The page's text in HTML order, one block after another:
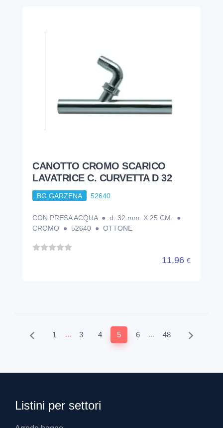
CANOTTO CROMO SCARICO
LAVATRICE C. CURVETTA D 32
BG GARZENA 52640
CON PRESA ACQUA ● d. 32 mm. X 25 CM. ●
CROMO ● 52640 ● OTTONE
11,96 €
1 ... 3 4 5 6 ... 48
Listini per settori